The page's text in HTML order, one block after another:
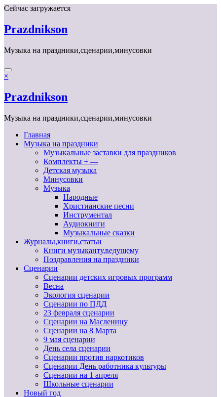
Перейти
содержимому
Сейчас загружается
Prazdnikson
Музыка на праздники,сценарии,минусовки
×
Prazdnikson
Музыка на праздники,сценарии,минусовки
Главная
Музыка на праздники
Музыкальные заставки для праздников
Комплекты + —
Детская музыка
Минусовки
Музыка
Народные
Христианские песни
Инструментал
Аудиокниги
Музыкальные сказки
Журналы,книги,статьи
Книги музыканту,ведущему
Поздравления на праздники
Сценарии
Сценарии детских игровых программ
Весна
Экология сценарии
Сценарии по ПДД
23 февраля сценарии
Сценарии на Масленицу
Сценарии на 8 Марта
9 мая сценарии
День села сценарии
Сценарии против наркотиков
Сценарии День работника культуры
Сценарии на 1 апреля
Школьные сценарии
Новый год